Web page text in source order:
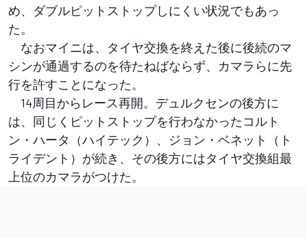
め、ダブルピットストップしにくい状況でもあっ
た。
なおマイニは、タイヤ交換を終えた後に後続のマ
シンが通過するのを待たねばならず、カマラらに先
行を許すことになった。
14周目からレース再開。デュルクセンの後方に
は、同じくピットストップを行わなかったコルト
ン・ハータ（ハイテック）、ジョン・ベネット（ト
ライデント）が続き、その後方にはタイヤ交換組最
上位のカマラがつけた。